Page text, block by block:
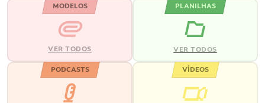
MODELOS
VER TODOS
PLANILHAS
VER TODOS
PODCASTS VÍDEOS